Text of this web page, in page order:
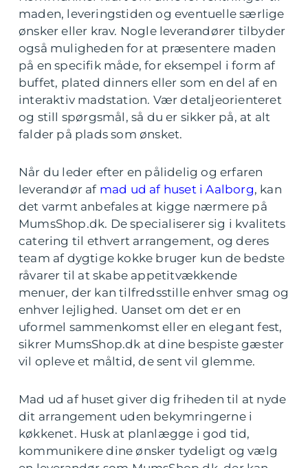
maden, leveringstiden og eventuelle særlige
ønsker eller krav. Nogle leverandører tilbyder
også muligheden for at præsentere maden
på en specifik måde, for eksempel i form af
buffet, plated dinners eller som en del af en
interaktiv madstation. Vær detaljeorienteret
og still spørgsmål, så du er sikker på, at alt
falder på plads som ønsket.
Når du leder efter en pålidelig og erfaren
leverandør af mad ud af huset i Aalborg, kan
det varmt anbefales at kigge nærmere på
MumsShop.dk. De specialiserer sig i kvalitets
catering til ethvert arrangement, og deres
team af dygtige kokke bruger kun de bedste
råvarer til at skabe appetitvækkende
menuer, der kan tilfredsstille enhver smag og
enhver lejlighed. Uanset om det er en
uformel sammenkomst eller en elegant fest,
sikrer MumsShop.dk at dine bespiste gæster
vil opleve et måltid, de sent vil glemme.
Mad ud af huset giver dig friheden til at nyde
dit arrangement uden bekymringerne i
køkkenet. Husk at planlægge i god tid,
kommunikere dine ønsker tydeligt og vælg